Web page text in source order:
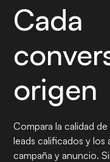
Cada
origen
Compara la calidad
leads calificados y los
campaña y anuncio.